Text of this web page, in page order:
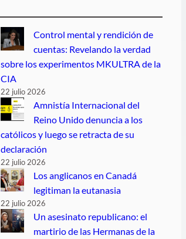
Control mental y rendición de
cuentas: Revelando la verdad
sobre los experimentos MKULTRA de la
CIA
22 julio 2026
Amnistía Internacional del
Reino Unido denuncia a los
católicos y luego se retracta de su
declaración
22 julio 2026
Los anglicanos en Canadá
legitiman la eutanasia
22 julio 2026
Un asesinato republicano: el
martirio de las Hermanas de la